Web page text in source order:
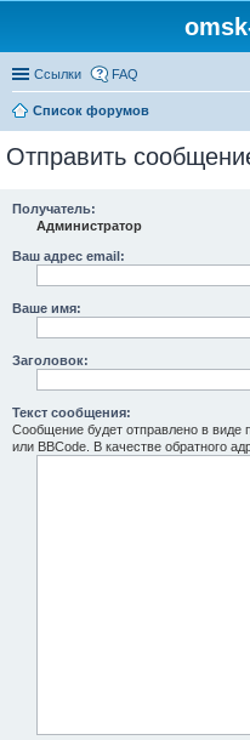
Ссылки FAQ
Список форумов
Отправить
Получатель:
Администратор
Ваш адрес email:
Ваше имя:
Заголовок:
Текст сообщения:
Сообщение будет отправлено в виде
или BBCode. В качестве обратного